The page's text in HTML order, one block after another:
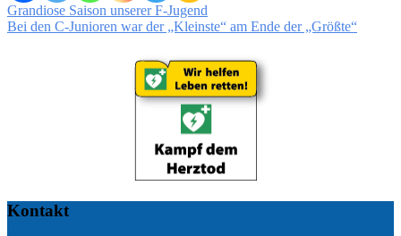
Beitragsnavigation
Grandiose Saison unserer F-Jugend
Bei den C-Junioren war der „Kleinste“ am Ende der „Größte“
Kontakt